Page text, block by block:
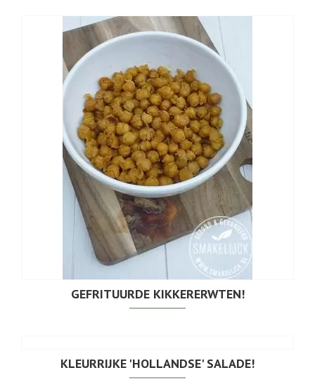
GEFRITUURDE KIKKERERWTEN!
KLEURRIJKE 'HOLLANDSE' SALADE!